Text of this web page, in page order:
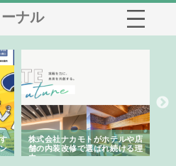
ナル
株式会社ナカモトがホテルや店
舗の内装改修で選ばれ続ける理
由